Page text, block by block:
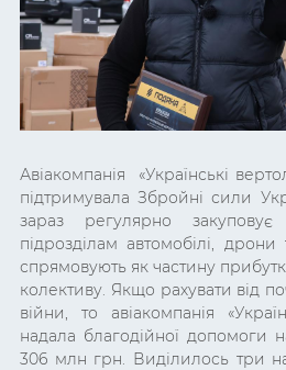
Авіакомпанія «Українські
підтримувала Збройні сили
зараз регулярно
підрозділам автомобілі,
спрямовують як частину
колективу. Якщо рахувати від
війни, то авіакомпанія
надала благодійної допомоги
306 млн грн. Виділилось три